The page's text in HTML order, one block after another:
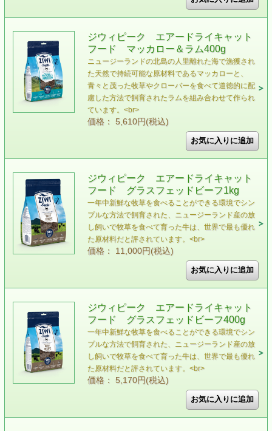
ジウィピーク エアードライキャット
フード マッカロー＆ラム400g
ニュージーランドの北島の人里離れた海で漁獲され
た天然で持続可能な原材料であるマッカローと、
青々と茂った牧草やクローバーを食べて道徳的に配
慮した方法で飼育されたラムを組み合わせて作られ
ています。<br>
価格： 5,610円(税込)
ジウィピーク エアードライキャット
フード グラスフェッドビーフ1kg
一年中新鮮な牧草を食べることができる環境でシン
プルな方法で飼育された、ニュージーランド産の放
し飼いで牧草を食べて育った牛は、世界で最も優れ
た原材料だと評されています。<br>
価格： 11,000円(税込)
ジウィピーク エアードライキャット
フード グラスフェッドビーフ400g
一年中新鮮な牧草を食べることができる環境でシン
プルな方法で飼育された、ニュージーランド産の放
し飼いで牧草を食べて育った牛は、世界で最も優れ
た原材料だと評されています。<br>
価格： 5,170円(税込)